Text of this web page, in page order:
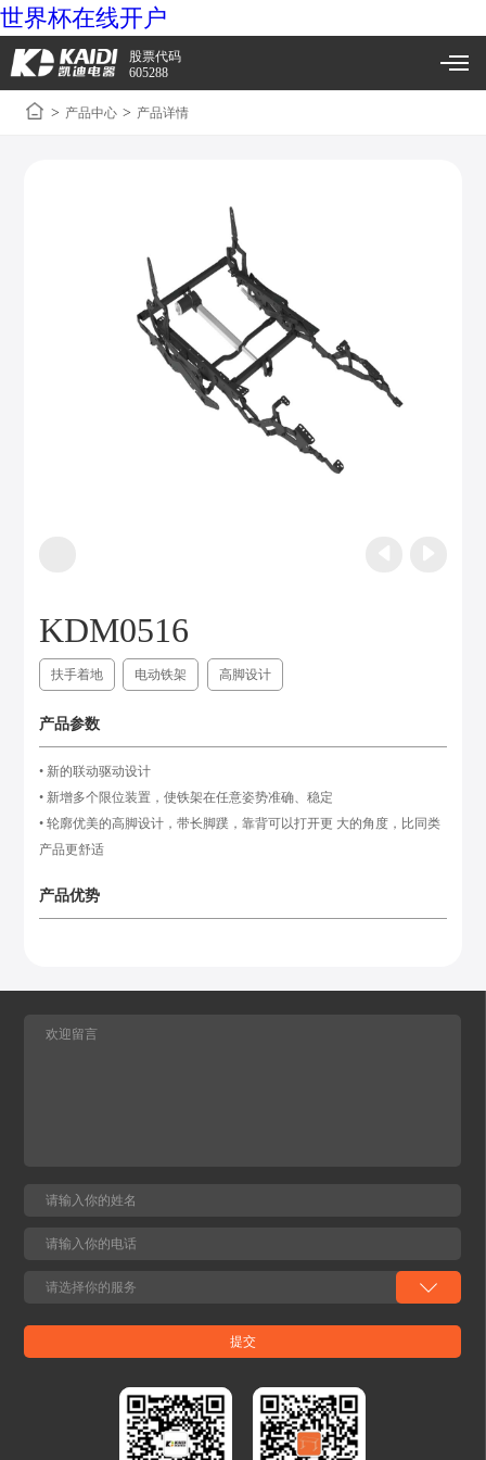
世界杯在线开户
股票代码
605288
> 产品中心 > 产品详情
KDM0516
扶手着地 电动铁架 高脚设计
产品参数
• 新的联动驱动设计
• 新增多个限位装置，使铁架在任意姿势准确、稳定
• 轮廓优美的高脚设计，带长脚蹼，靠背可以打开更 大的角度，比同类
产品更舒适
产品优势